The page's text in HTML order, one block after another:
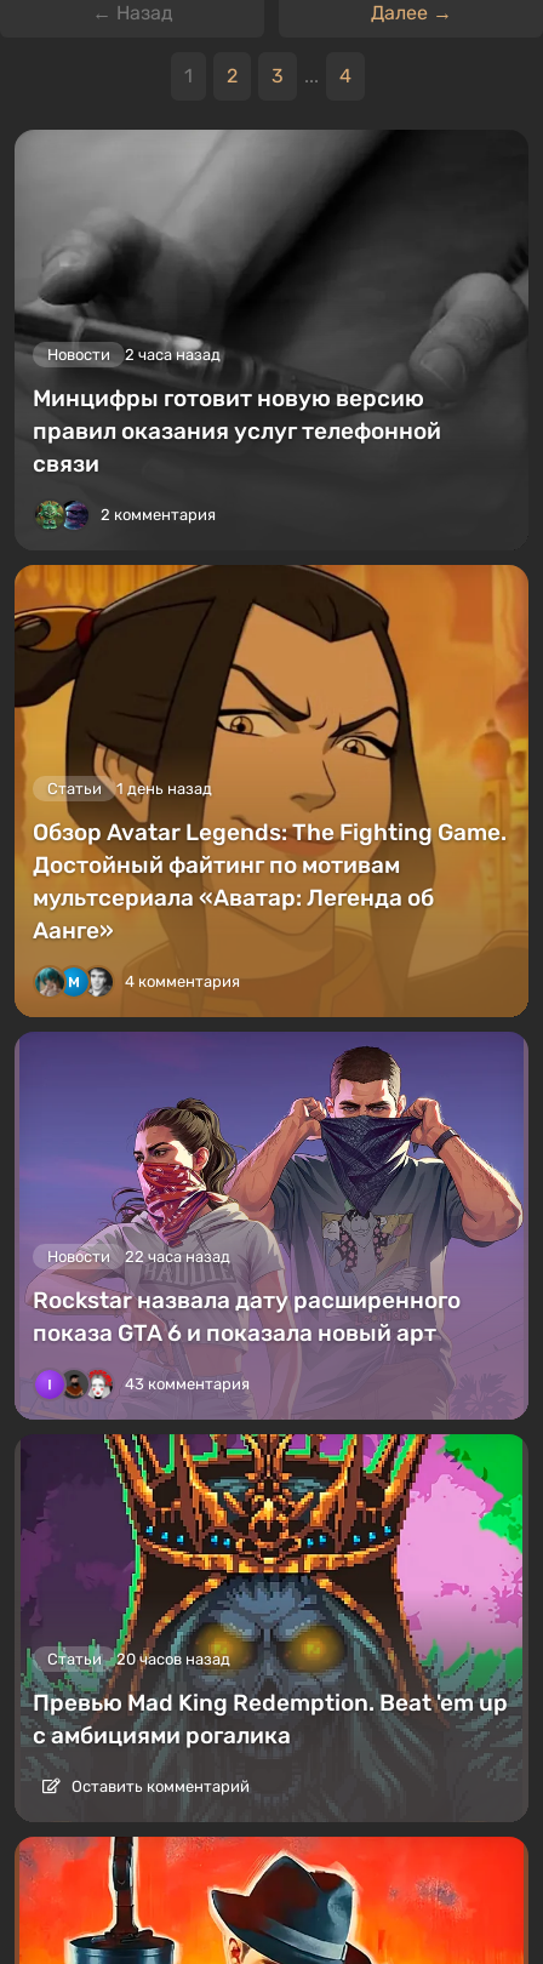
← Назад Далее →
1 2 3 ... 4
Новости 2 часа назад
Минцифры готовит новую версию
правил оказания услуг телефонной
связи
2 комментария
Статьи 1 день назад
Обзор Avatar Legends: The Fighting Game.
Достойный файтинг по мотивам
мультсериала «Аватар: Легенда об
Аанге»
4 комментария
Новости 22 часа назад
Rockstar назвала дату расширенного
показа GTA 6 и показала новый арт
43 комментария
Статьи 20 часов назад
Превью Mad King Redemption. Beat 'em up
с амбициями рогалика
Оставить комментарий